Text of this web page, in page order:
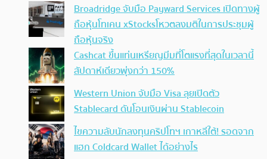
Broadridge จับมือ Payward Services เปิดทางผู้
ถือหุ้นโทเคน xStocksโหวตลงมติในการประชุมผู้
ถือหุ้นจริง
Cashcat ขึ้นแท่นเหรียญมีมที่โตแรงที่สุดในเวลานี้
สัปดาห์เดียวพุ่งกว่า 150%
Western Union จับมือ Visa ลุยเปิดตัว
Stablecard ดันโอนเงินผ่าน Stablecoin
ไขความลับนักลงทุนคริปโทฯ เกาหลีใต้! รอดจาก
แฮก Coldcard Wallet ได้อย่างไร